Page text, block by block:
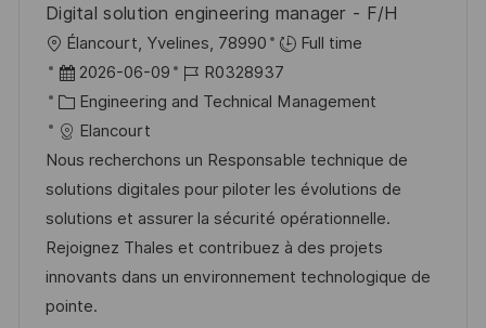
h
u
n
g
e
r
ö
f
f
e
n
t
l
i
c
e
Digital solution engineering manager - F/H
O
r
t
Élancourt, Yvelines, 78990
Full time
D
a
t
u
m
d
e
r
V
2026-06-09
J
o
-
I
D
R0328937
K
a
t
e
g
o
r
i
Engineering and Technical Management
Elancourt
Nous recherchons un Responsable technique de
solutions digitales pour piloter les évolutions de
solutions et assurer la sécurité opérationnelle.
Rejoignez Thales et contribuez à des projets
innovants dans un environnement technologique de
pointe.